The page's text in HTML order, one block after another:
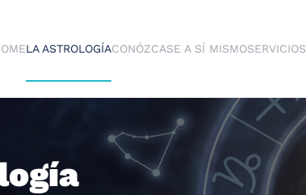
LA ASTROLOGÍACONÓZCASE A SÍ MISMOSERVICIOS